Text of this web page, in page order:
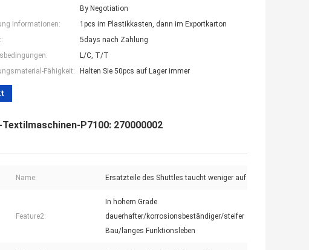
By Negotiation
Informationen:
1pcs im Plastikkasten, dann im Exportkarton
5days nach Zahlung
L/C, T/T
Fähigkeit:
Halten Sie 50pcs auf Lager immer
P7100: 270000002
Name: Ersatzteile des Shuttles taucht weniger auf
Feature2:
In hohem Grade
dauerhafter/korrosionsbeständiger/steifer
Bau/langes Funktionsleben